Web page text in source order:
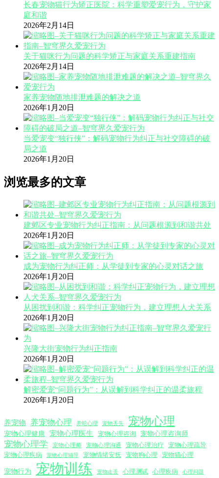
长春宠物猫行为矫正医院：科学重塑爱宠行为，守护家
庭和谐
2026年2月14日
关于猫咪行为问题的科学矫正与家庭关系重建指南
2026年2月14日
家养宠物随地排泄难题的解决之道
2026年1月20日
当爱宠变“独行侠”：解码宠物行为纠正与社交障碍的破
局之道
2026年1月20日
浏览最多的文章
建邺区专业宠物行为纠正指南：从问题根源到和谐共处
2026年1月20日
成为宠物行为纠正师：从学徒到专家的心灵对话之旅
2026年1月20日
从困扰到和谐：科学纠正宠物行为，建立理想人犬关系
2026年1月20日
兴隆大街宠物行为纠正指南
2026年1月20日
解密爱宠“问题行为”：从误解到科学纠正的温柔旅程
2026年1月20日
养宠物 养宠物心理 养蛇心理 宠物丢失 宠物心理
宠物心理健康 宠物心理医生 宠物心理咨询 宠物心理咨询师
宠物心理学 宠物心理师 宠物心理沟通 宠物心理治疗
宠物心理疏导
宠物心理疾病
宠物心理辅导 宠物情绪安抚 宠物狗心理 宠物猫心理
宠物行为 宠物训练 宠物走丢 心理测试 心理疾病 心理问题